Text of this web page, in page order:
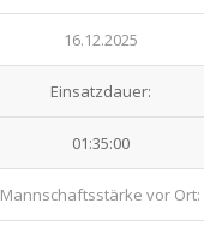
16.12.2025
Einsatzdauer:
01:35:00
Mannschaftsstärke vor Ort: